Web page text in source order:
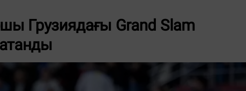
Грузиядағы Grand Slam